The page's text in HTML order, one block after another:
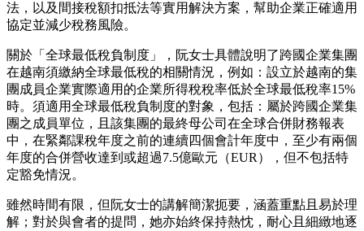
法，以及間接稅額扣抵法等實用解決方案，幫助企業正確適用
協定並減少稅務風險。
關於「全球最低稅負制度」，阮女士具體說明了跨國企業集團
在越南須繳納全球最低稅的相關情況，例如：設立於越南的集
團成員企業實際適用的企業所得稅稅率低於全球最低稅率15%
時。須適用全球最低稅負制度的對象，包括：屬於跨國企業集
團之成員單位，且該集團的最終母公司在全球合併財務報表
中，在緊鄰課稅年度之前的連續四個會計年度中，至少有兩個
年度的合併營收達到或超過7.5億歐元（EUR），但不包括特
定豁免情況。
雖然時間有限，但阮女士的講解簡潔扼要，涵蓋重點且易於理
解；對於與會者的提問，她亦始終保持熱忱，耐心且細緻地逐